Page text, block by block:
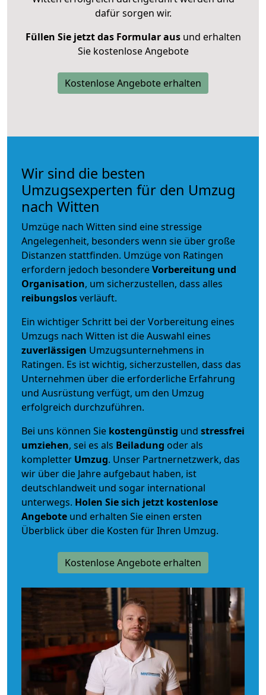
dafür sorgen wir.
Füllen Sie jetzt das Formular ausund erhalten
Sie kostenlose Angebote
Kostenlose Angebote erhalten
Wir sind die besten
Umzugsexperten für den Umzug
nach Witten
Umzüge nach Witten sind eine stressige
Angelegenheit, besonders wenn sie über große
Distanzen stattfinden. Umzüge von Ratingen
erfordern jedoch besondereVorbereitung und
Organisation, um sicherzustellen, dass alles
reibungslosverläuft.
Ein wichtiger Schritt bei der Vorbereitung eines
Umzugs nach Witten ist die Auswahl eines
zuverlässigen Umzugsunternehmens in
Ratingen. Es ist wichtig, sicherzustellen, dass das
Unternehmen über die erforderliche Erfahrung
und Ausrüstung verfügt, um den Umzug
erfolgreich durchzuführen.
Bei uns können Sie kostengünstig und stressfrei
umziehen, sei es als Beiladung oder als
kompletter Umzug. Unser Partnernetzwerk, das
wir über die Jahre aufgebaut haben, ist
deutschlandweit und sogar international
unterwegs. Holen Sie sich jetzt kostenlose
Angebote und erhalten Sie einen ersten
Überblick über die Kosten für Ihren Umzug.
Kostenlose Angebote erhalten